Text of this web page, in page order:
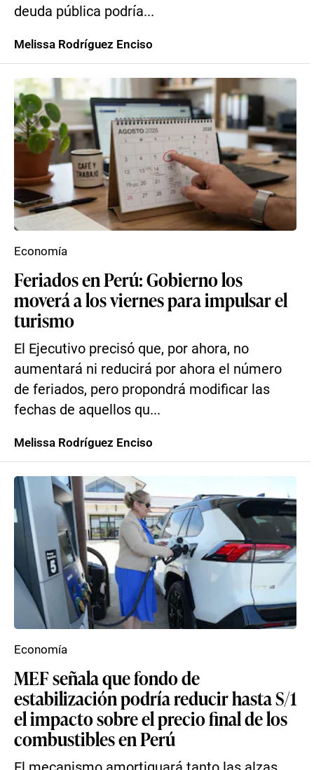
deuda pública podría...
Melissa Rodríguez Enciso
Feriados en Perú: Gobierno los
moverá a los viernes para impulsar el
turismo
El Ejecutivo precisó que, por ahora, no
aumentará ni reducirá por ahora el número
de feriados, pero propondrá modificar las
fechas de aquellos qu...
Economía
Melissa Rodríguez Enciso
MEF señala que fondo de
estabilización podría reducir hasta S/1
el impacto sobre el precio final de los
combustibles en Perú
Economía